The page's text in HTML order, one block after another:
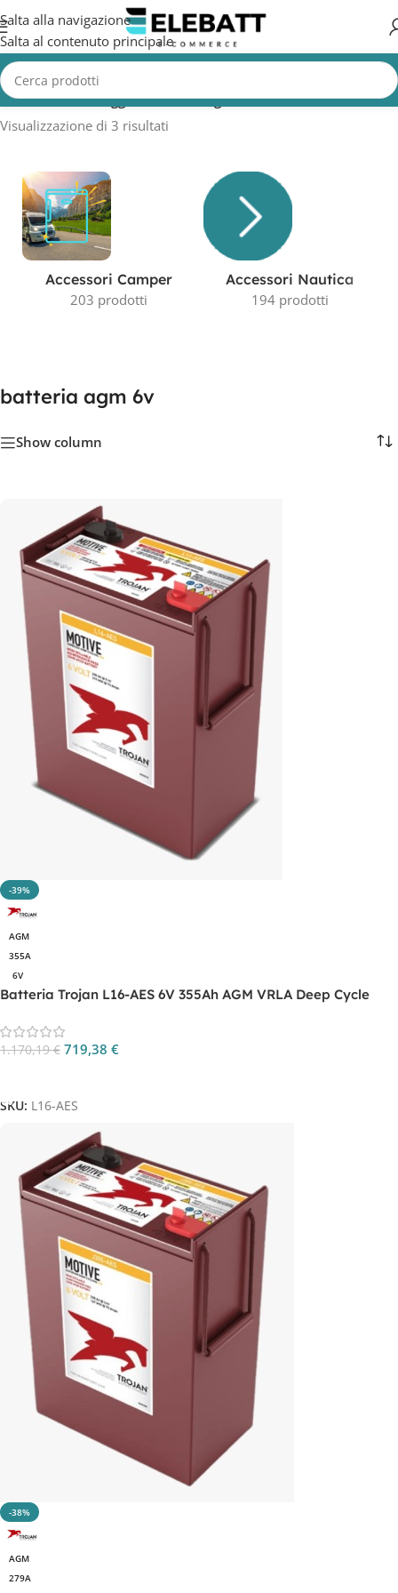
Salta alla navigazione
Salta al contenuto principale
Home/Prodotti taggati “batteria agm 6v”
Visualizzazione di 3 risultati
Accessori Camper
203 prodotti
Accessori Nautica
194 prodotti
batteria agm 6v
Show column
-39%
AGM
355A
6V
Batteria Trojan L16-AES 6V 355Ah AGM VRLA Deep Cycle
1.170,19€ 719,38 €
SKU: L16-AES
-38%
AGM
279A